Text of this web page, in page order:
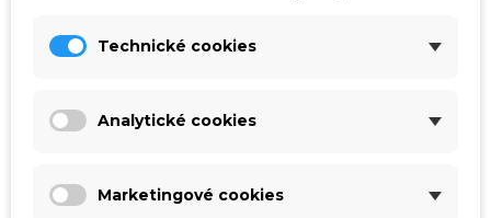
Technické cookies
Analytické cookies
Marketingové cookies